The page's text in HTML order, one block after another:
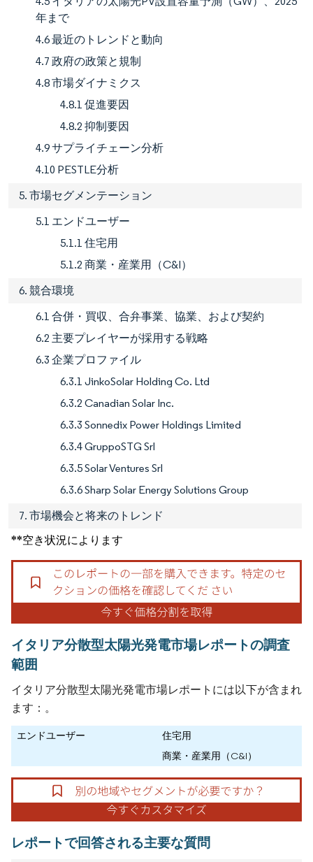
年まで
4.6 最近のトレンドと動向
4.7 政府の政策と規制
4.8 市場ダイナミクス
4.8.1 促進要因
4.8.2 抑制要因
4.9 サプライチェーン分析
4.10 PESTLE分析
5. 市場セグメンテーション
5.1 エンドユーザー
5.1.1 住宅用
5.1.2 商業・産業用（C&I）
6. 競合環境
6.1 合併・買収、合弁事業、協業、および契約
6.2 主要プレイヤーが採用する戦略
6.3 企業プロファイル
6.3.1 JinkoSolar Holding Co. Ltd
6.3.2 Canadian Solar Inc.
6.3.3 Sonnedix Power Holdings Limited
6.3.4 GruppoSTG Srl
6.3.5 Solar Ventures Srl
6.3.6 Sharp Solar Energy Solutions Group
7. 市場機会と将来のトレンド
**空き状況によります
イタリア分散型太陽光発電市場レポートの調査
範囲
イタリア分散型太陽光発電市場レポートには以下が含まれ
ます：。
エンドユーザー
住宅用
商業・産業用（C&I）
レポートで回答される主要な質問